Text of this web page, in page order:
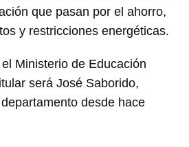
que pasan por el ahorro,
y restricciones energéticas.
Ministerio de Educación
será José Saborido,
desde hace